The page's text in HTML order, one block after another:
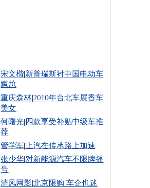
宋文楷|新普瑞斯衬中国电动车
尴尬
重庆森林|2010年台北车展香车
美女
何曙光| 四款享受补贴中级车推
荐
管学军| 上汽在传承路上加速
张少华|对新能源汽车不限牌摇
号
清风网影|北京限购 车企也迷